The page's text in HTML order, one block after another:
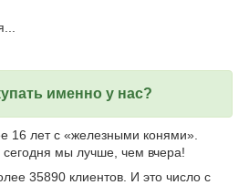
именно у нас?
16 лет с «железными конями».
мы лучше, чем вчера!
35890 клиентов. И это число с